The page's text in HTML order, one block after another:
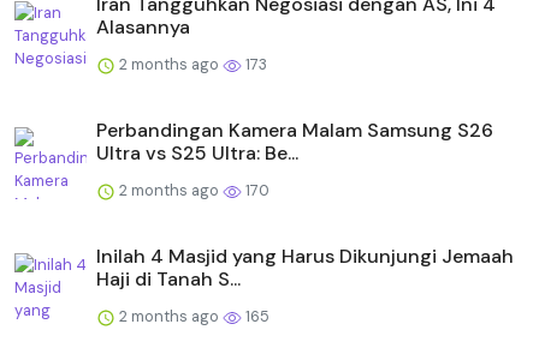
Alasannya
2 months ago 173
Perbandingan Kamera Malam Samsung S26
Ultra vs S25 Ultra: Be...
2 months ago 170
Inilah 4 Masjid yang Harus Dikunjungi Jemaah
Haji di Tanah S...
2 months ago 165